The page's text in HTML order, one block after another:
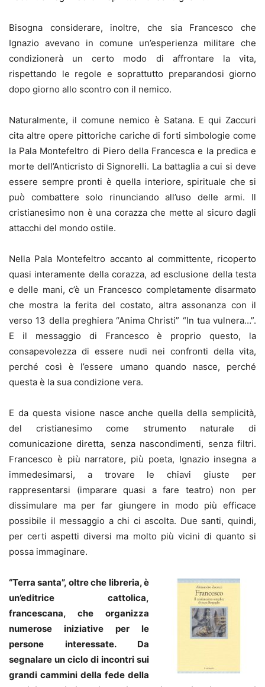
Bisogna considerare, inoltre, che sia Francesco che
Ignazio avevano in comune un’esperienza militare che
condizionerà un certo modo di affrontare la vita,
rispettando le regole e soprattutto preparandosi giorno
dopo giorno allo scontro con il nemico.
Naturalmente, il comune nemico è Satana. E qui Zaccuri
cita altre opere pittoriche cariche di forti simbologie come
la Pala Montefeltro di Piero della Francesca e la predica e
morte dell’Anticristo di Signorelli. La battaglia a cui si deve
essere sempre pronti è quella interiore, spirituale che si
può combattere solo rinunciando all’uso delle armi. Il
cristianesimo non è una corazza che mette al sicuro dagli
attacchi del mondo ostile.
Nella Pala Montefeltro accanto al committente, ricoperto
quasi interamente della corazza, ad esclusione della testa
e delle mani, c’è un Francesco completamente disarmato
che mostra la ferita del costato, altra assonanza con il
verso 13 della preghiera “Anima Christi” “In tua vulnera…”.
E il messaggio di Francesco è proprio questo, la
consapevolezza di essere nudi nei confronti della vita,
perché così è l’essere umano quando nasce, perché
questa è la sua condizione vera.
E da questa visione nasce anche quella della semplicità,
del cristianesimo come strumento naturale di
comunicazione diretta, senza nascondimenti, senza filtri.
Francesco è più narratore, più poeta, Ignazio insegna a
immedesimarsi, a trovare le chiavi giuste per
rappresentarsi (imparare quasi a fare teatro) non per
dissimulare ma per far giungere in modo più efficace
possibile il messaggio a chi ci ascolta. Due santi, quindi,
per certi aspetti diversi ma molto più vicini di quanto si
possa immaginare.
“Terra santa”, oltre che libreria, è
un’editrice cattolica,
francescana, che organizza
numerose iniziative per le
persone interessate. Da
segnalare un ciclo di incontri sui
grandi cammini della fede della